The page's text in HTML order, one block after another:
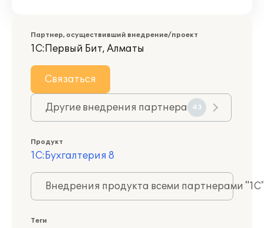
Партнер, осуществивший внедрение/проект
1С:Первый Бит, Алматы
Связаться
Другие внедрения партнера 43
Продукт
1С:Бухгалтерия 8
Внедрения продукта всеми партнерами
Теги